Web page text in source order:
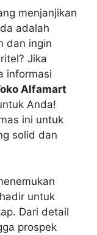
menjanjikan
adalah
dan ingin
Jika
informasi
Alfamart
Anda!
ini untuk
solid dan
untuk
Dari detail
prospek